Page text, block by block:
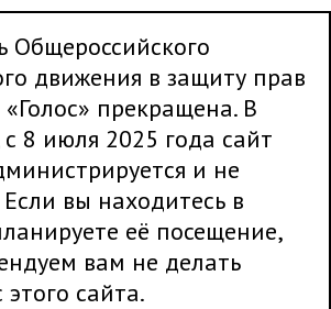
Общероссийского
движения в защиту прав
прекращена. В
с 8 июля 2025 года сайт
и не
Если вы находитесь в
её посещение,
вам не делать
сайта.